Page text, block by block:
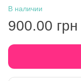
В наличии
900.00 грн